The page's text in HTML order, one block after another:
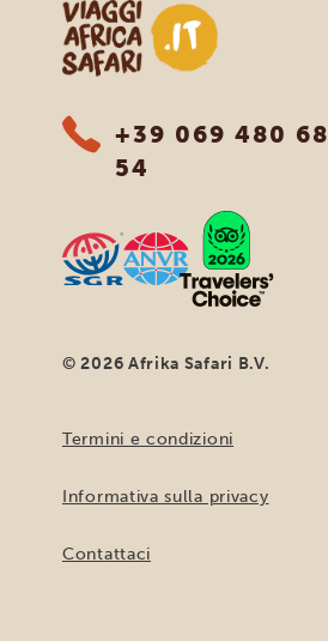
Viaggi Africa Safari
+39 069 480 68
54
© 2026 Afrika Safari B.V.
Termini e condizioni
Informativa sulla privacy
Contattaci